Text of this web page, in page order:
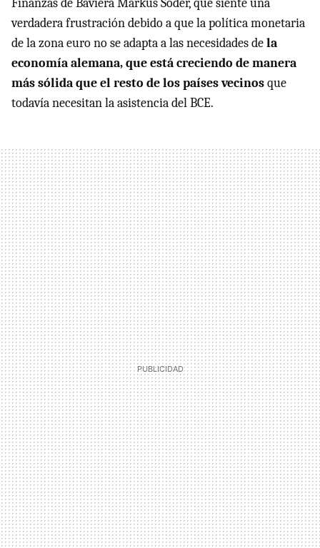
Finanzas de Baviera Markus Söder, que siente una
verdadera frustración debido a que la política monetaria
de la zona euro no se adapta a las necesidades dela
economía alemana, que está creciendo de manera
más sólida que el resto de los países vecinosque
todavía necesitan la asistencia del BCE.